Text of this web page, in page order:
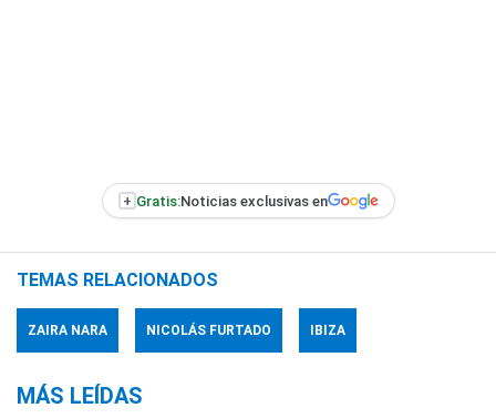
+ Gratis:Noticias exclusivas en
TEMAS RELACIONADOS
ZAIRA NARA NICOLÁS FURTADO IBIZA
MÁS LEÍDAS